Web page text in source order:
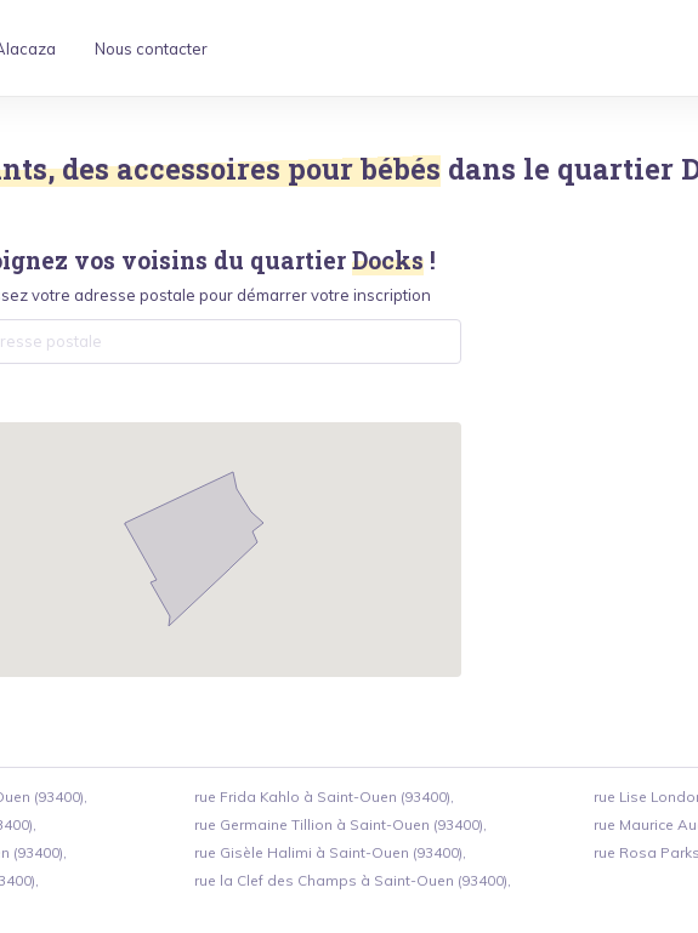
Nous contacter
des accessoires pour bébés dans le quartier
vos voisins du quartier Docks !
votre adresse postale pour démarrer votre inscription
(93400),
(93400),
rue Frida Kahlo à Saint-Ouen (93400),
rue Germaine Tillion à Saint-Ouen (93400),
rue Gisèle Halimi à Saint-Ouen (93400),
rue la Clef des Champs à Saint-Ouen (93400),
rue Lise
rue Maurice
rue Rosa